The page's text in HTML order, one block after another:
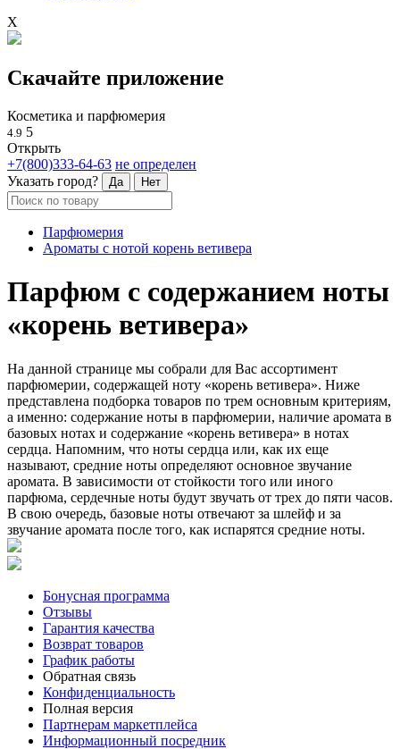
X
Скачайте приложение
Косметика и парфюмерия
4.9 5
Открыть
+7(800)333-64-63 не определен
Указать город?
Да Нет
Парфюмерия
Ароматы с нотой корень ветивера
Парфюм с содержанием ноты
«корень ветивера»
На данной странице мы собрали для Вас ассортимент
парфюмерии, содержащей ноту «корень ветивера». Ниже
представлена подборка товаров по трем основным критериям,
а именно: содержание ноты в парфюмерии, наличие аромата в
базовых нотах и содержание «корень ветивера» в нотах
сердца. Напомним, что ноты сердца или, как их еще
называют, средние ноты определяют основное звучание
аромата. В зависимости от стойкости того или иного
парфюма, сердечные ноты будут звучать от трех до пяти часов.
В свою очередь, базовые ноты отвечают за шлейф и за
звучание аромата после того, как испарятся средние ноты.
Бонусная программа
Отзывы
Гарантия качества
Возврат товаров
График работы
Обратная связь
Конфиденциальность
Полная версия
Партнерам маркетплейса
Информационный посредник